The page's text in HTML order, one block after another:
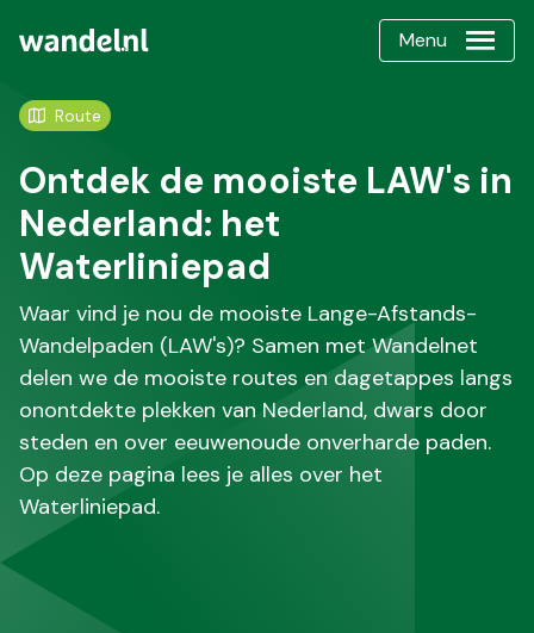
Menu
Route
Ontdek de mooiste LAW's in
Nederland: het
Waterliniepad
Waar vind je nou de mooiste Lange-Afstands-
Wandelpaden (LAW's)? Samen met Wandelnet
delen we de mooiste routes en dagetappes langs
onontdekte plekken van Nederland, dwars door
steden en over eeuwenoude onverharde paden.
Op deze pagina lees je alles over het
Waterliniepad.